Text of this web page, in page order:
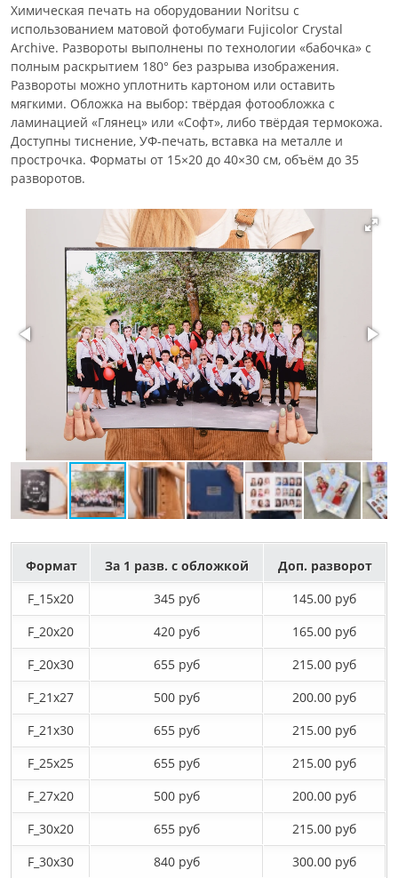
Химическая печать на оборудовании Noritsu с
использованием матовой фотобумаги Fujicolor Crystal
Archive. Развороты выполнены по технологии «бабочка» с
полным раскрытием 180° без разрыва изображения.
Развороты можно уплотнить картоном или оставить
мягкими. Обложка на выбор: твёрдая фотообложка с
ламинацией «Глянец» или «Софт», либо твёрдая термокожа.
Доступны тиснение, УФ-печать, вставка на металле и
прострочка. Форматы от 15×20 до 40×30 см, объём до 35
разворотов.
Формат За 1 разв. с обложкой
Доп. разворот
F_15х20
345 руб
145.00 руб
F_20х20
420 руб
165.00 руб
F_20х30
655 руб
215.00 руб
F_21х27
500 руб
200.00 руб
F_21х30
655 руб
215.00 руб
F_25х25
655 руб
215.00 руб
F_27x20
500 руб
200.00 руб
F_30х20
655 руб
215.00 руб
F_30х30
840 руб 300.00 руб